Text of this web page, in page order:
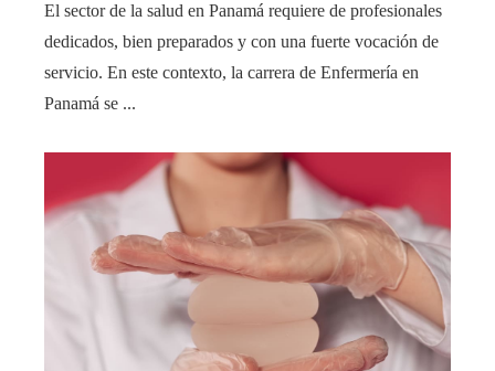
El sector de la salud en Panamá requiere de profesionales
dedicados, bien preparados y con una fuerte vocación de
servicio. En este contexto, la carrera de Enfermería en
Panamá se ...